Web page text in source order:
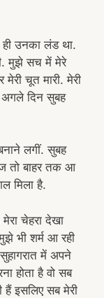
उनका लंड था.
मुझे सच में मेरे
मेरी चूत मारी. मेरी
अगले दिन सुबह
लगीं. सुबह
तो बाहर तक आ
मिला है.
चेहरा देखा
भी शर्म आ रही
में अपने
होता है वो सब
इसलिए सब मेरी